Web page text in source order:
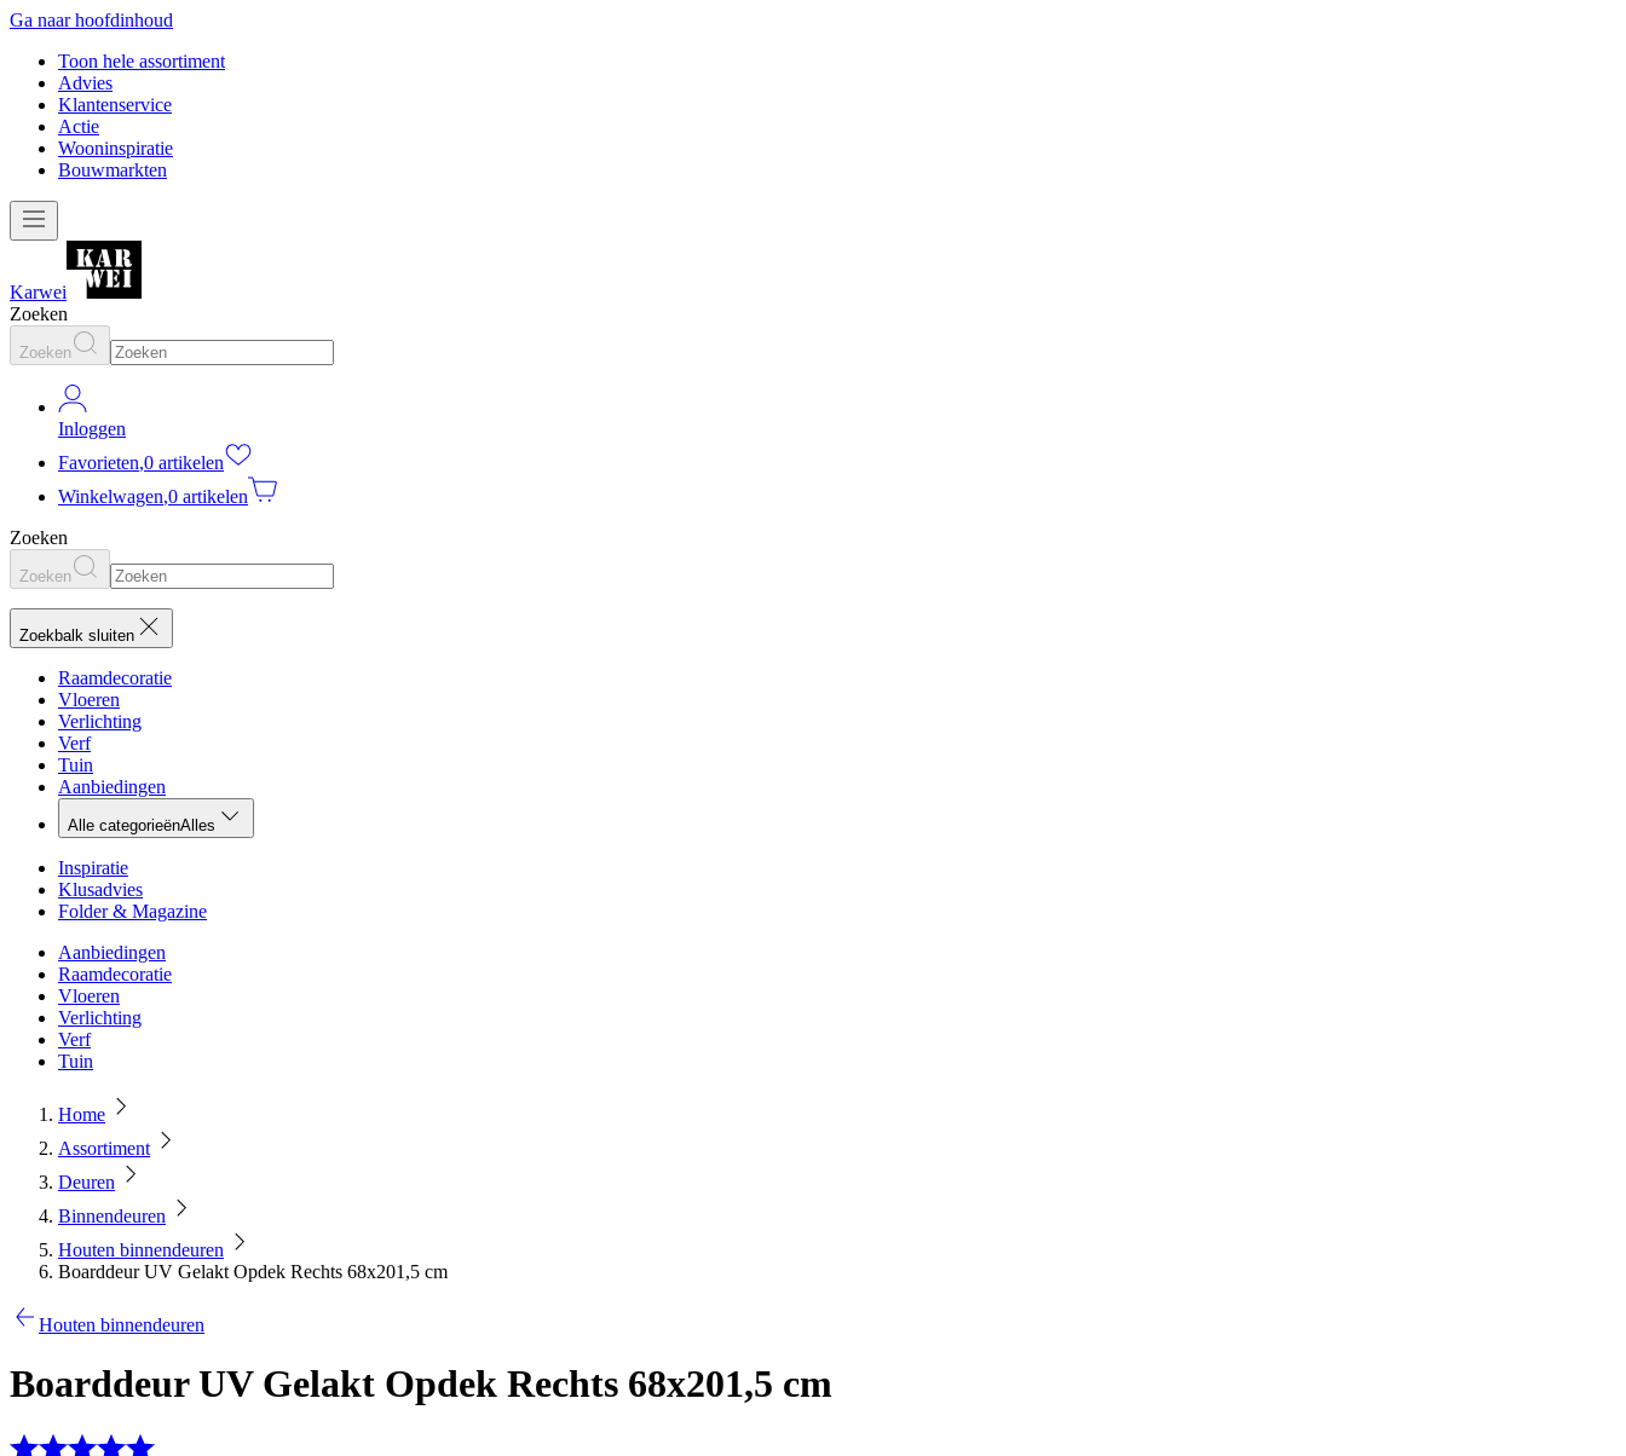
Ga naar hoofdinhoud
Toon hele assortiment
Advies
Klantenservice
Actie
Wooninspiratie
Bouwmarkten
Karwei
Zoeken
Zoeken
Inloggen
Favorieten,0 artikelen
Winkelwagen,0 artikelen
Zoeken
Zoeken
Zoekbalk sluiten
Raamdecoratie
Vloeren
Verlichting
Verf
Tuin
Aanbiedingen
Alle categorieënAlles
Inspiratie
Klusadvies
Folder & Magazine
Aanbiedingen
Raamdecoratie
Vloeren
Verlichting
Verf
Tuin
Home
Assortiment
Deuren
Binnendeuren
Houten binnendeuren
Boarddeur UV Gelakt Opdek Rechts 68x201,5 cm
Houten binnendeuren
Boarddeur UV Gelakt Opdek Rechts 68x201,5 cm